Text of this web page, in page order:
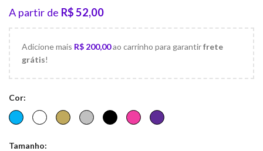
A partir de R$52,00
Adicione mais R$ 200,00ao carrinho para garantirfrete
grátis!
Cor
Tamanho